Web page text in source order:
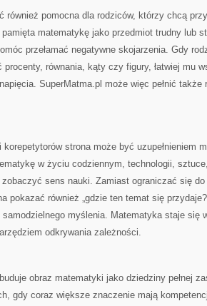
również pomocna dla rodziców, którzy chcą
pamięta matematykę jako przedmiot trudny lub
przełamać negatywne skojarzenia. Gdy
procenty, równania, kąty czy figury, łatwiej mu
SuperMatma.pl może więc pełnić także
strona może być uzupełnieniem
w życiu codziennym, technologii,
sens nauki. Zamiast ograniczać się do
pokazać również „gdzie ten temat się
myślenia. Matematyka staje się
odkrywania zależności.
obraz matematyki jako dziedziny pełnej
gdy coraz większe znaczenie mają